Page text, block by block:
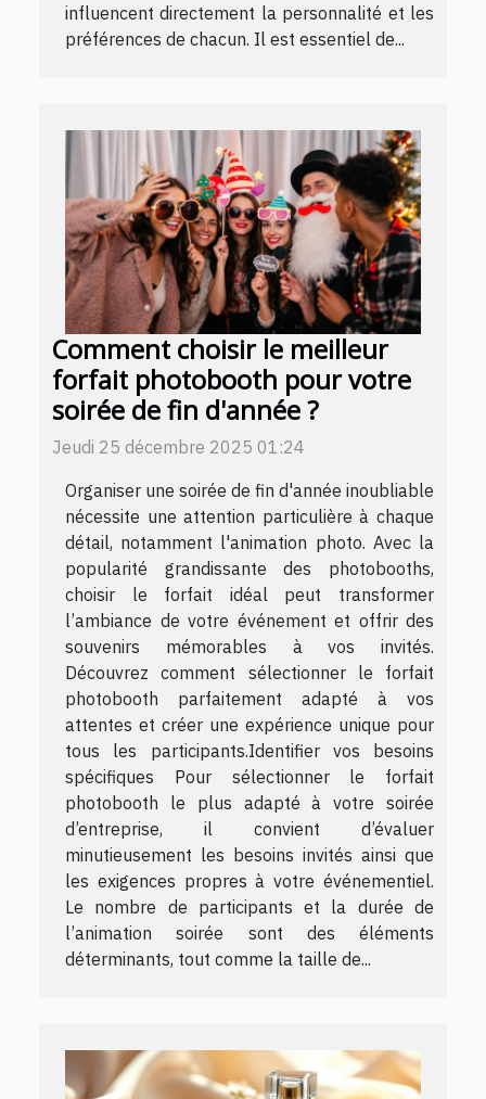
influencent directement la personnalité et les
préférences de chacun. Il est essentiel de...
Comment choisir le meilleur
forfait photobooth pour votre
soirée de fin d'année ?
Jeudi 25 décembre 2025 01:24
Organiser une soirée de fin d'année inoubliable
nécessite une attention particulière à chaque
détail, notamment l'animation photo. Avec la
popularité grandissante des photobooths,
choisir le forfait idéal peut transformer
l’ambiance de votre événement et offrir des
souvenirs mémorables à vos invités.
Découvrez comment sélectionner le forfait
photobooth parfaitement adapté à vos
attentes et créer une expérience unique pour
tous les participants.Identifier vos besoins
spécifiques Pour sélectionner le forfait
photobooth le plus adapté à votre soirée
d’entreprise, il convient d’évaluer
minutieusement les besoins invités ainsi que
les exigences propres à votre événementiel.
Le nombre de participants et la durée de
l’animation soirée sont des éléments
déterminants, tout comme la taille de...